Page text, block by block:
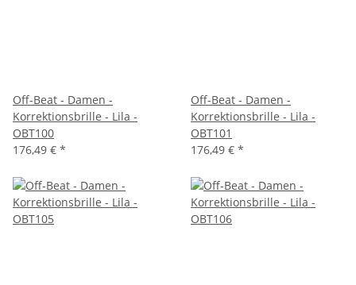
Off-Beat - Damen -
Korrektionsbrille - Lila -
OBT100
176,49 € *
Off-Beat - Damen -
Korrektionsbrille - Lila -
OBT101
176,49 € *